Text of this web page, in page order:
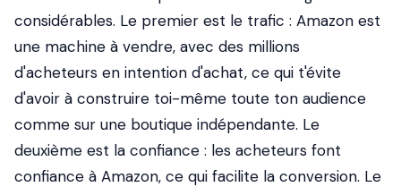
considérables. Le premier est le trafic : Amazon est
une machine à vendre, avec des millions
d'acheteurs en intention d'achat, ce qui t'évite
d'avoir à construire toi-même toute ton audience
comme sur une boutique indépendante. Le
deuxième est la confiance : les acheteurs font
confiance à Amazon, ce qui facilite la conversion. Le